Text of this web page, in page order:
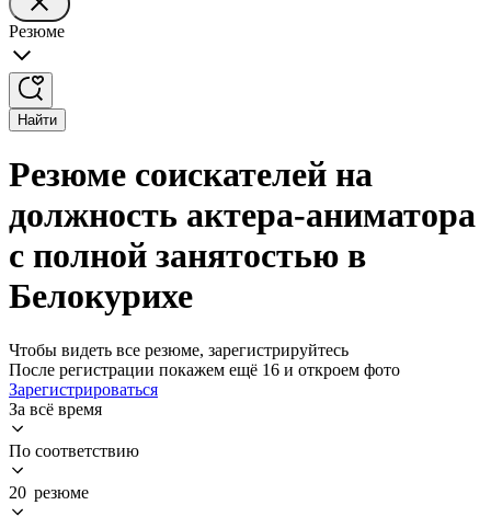
Резюме
Найти
Резюме соискателей на
должность актера-аниматора
с полной занятостью в
Белокурихе
Чтобы видеть все резюме, зарегистрируйтесь
После регистрации покажем ещё 16 и откроем фото
Зарегистрироваться
За всё время
По соответствию
20 резюме